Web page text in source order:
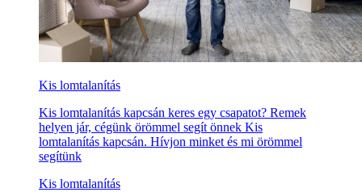
Kis lomtalanítás
Kis lomtalanítás kapcsán keres egy csapatot? Remek
helyen jár, cégünk örömmel segít önnek Kis
lomtalanítás kapcsán. Hívjon minket és mi örömmel
segítünk
Kis lomtalanítás